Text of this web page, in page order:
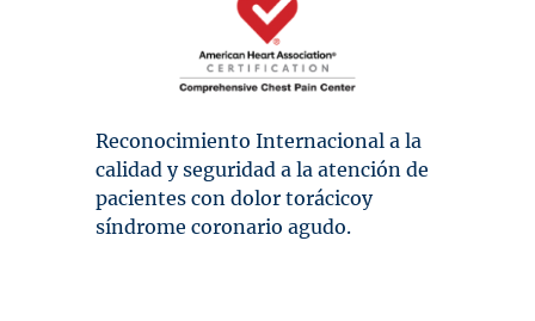
Reconocimiento Internacional a la
calidad y seguridad a la atención de
pacientes con dolor torácicoy
síndrome coronario agudo.